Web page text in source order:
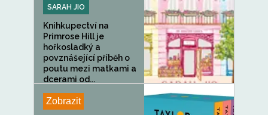
SARAH JIO
Knihkupectví na
Primrose Hill je
hořkosladký a
povznášející příběh o
poutu mezi matkami a
dcerami od...
Zobrazit